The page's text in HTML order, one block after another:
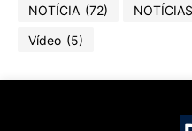
NOTÍCIA (72) NOTÍCIAS
Vídeo (5)